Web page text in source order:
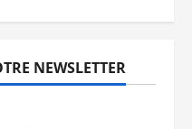
NEWSLETTER